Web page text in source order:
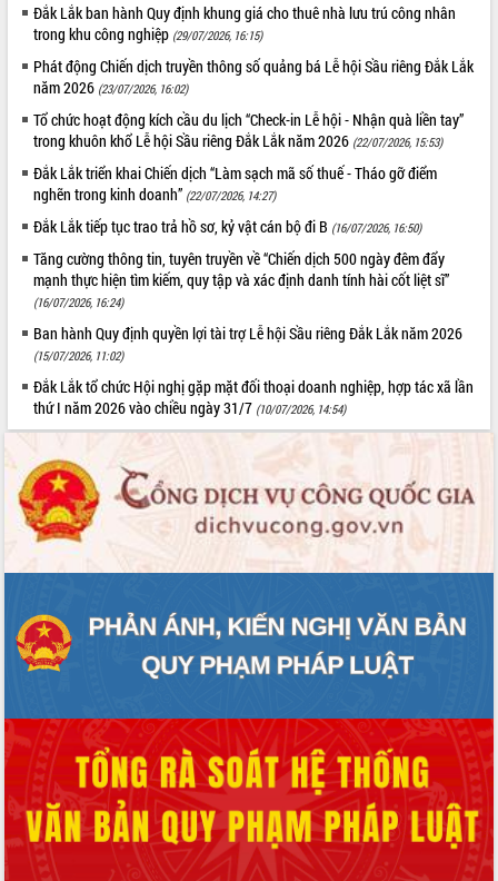
Đắk Lắk ban hành Quy định khung giá cho thuê nhà lưu trú công nhân
trong khu công nghiệp (29/07/2026, 16:15)
Phát động Chiến dịch truyền thông số quảng bá Lễ hội Sầu riêng Đắk Lắk
năm 2026 (23/07/2026, 16:02)
Tổ chức hoạt động kích cầu du lịch “Check-in Lễ hội - Nhận quà liền tay”
trong khuôn khổ Lễ hội Sầu riêng Đắk Lắk năm 2026 (22/07/2026, 15:53)
Đắk Lắk triển khai Chiến dịch “Làm sạch mã số thuế - Tháo gỡ điểm
nghẽn trong kinh doanh” (22/07/2026, 14:27)
Đắk Lắk tiếp tục trao trả hồ sơ, kỷ vật cán bộ đi B (16/07/2026, 16:50)
Tăng cường thông tin, tuyên truyền về “Chiến dịch 500 ngày đêm đẩy
mạnh thực hiện tìm kiếm, quy tập và xác định danh tính hài cốt liệt sĩ”
(16/07/2026, 16:24)
Ban hành Quy định quyền lợi tài trợ Lễ hội Sầu riêng Đắk Lắk năm 2026
(15/07/2026, 11:02)
Đắk Lắk tổ chức Hội nghị gặp mặt đối thoại doanh nghiệp, hợp tác xã lần
thứ I năm 2026 vào chiều ngày 31/7 (10/07/2026, 14:54)